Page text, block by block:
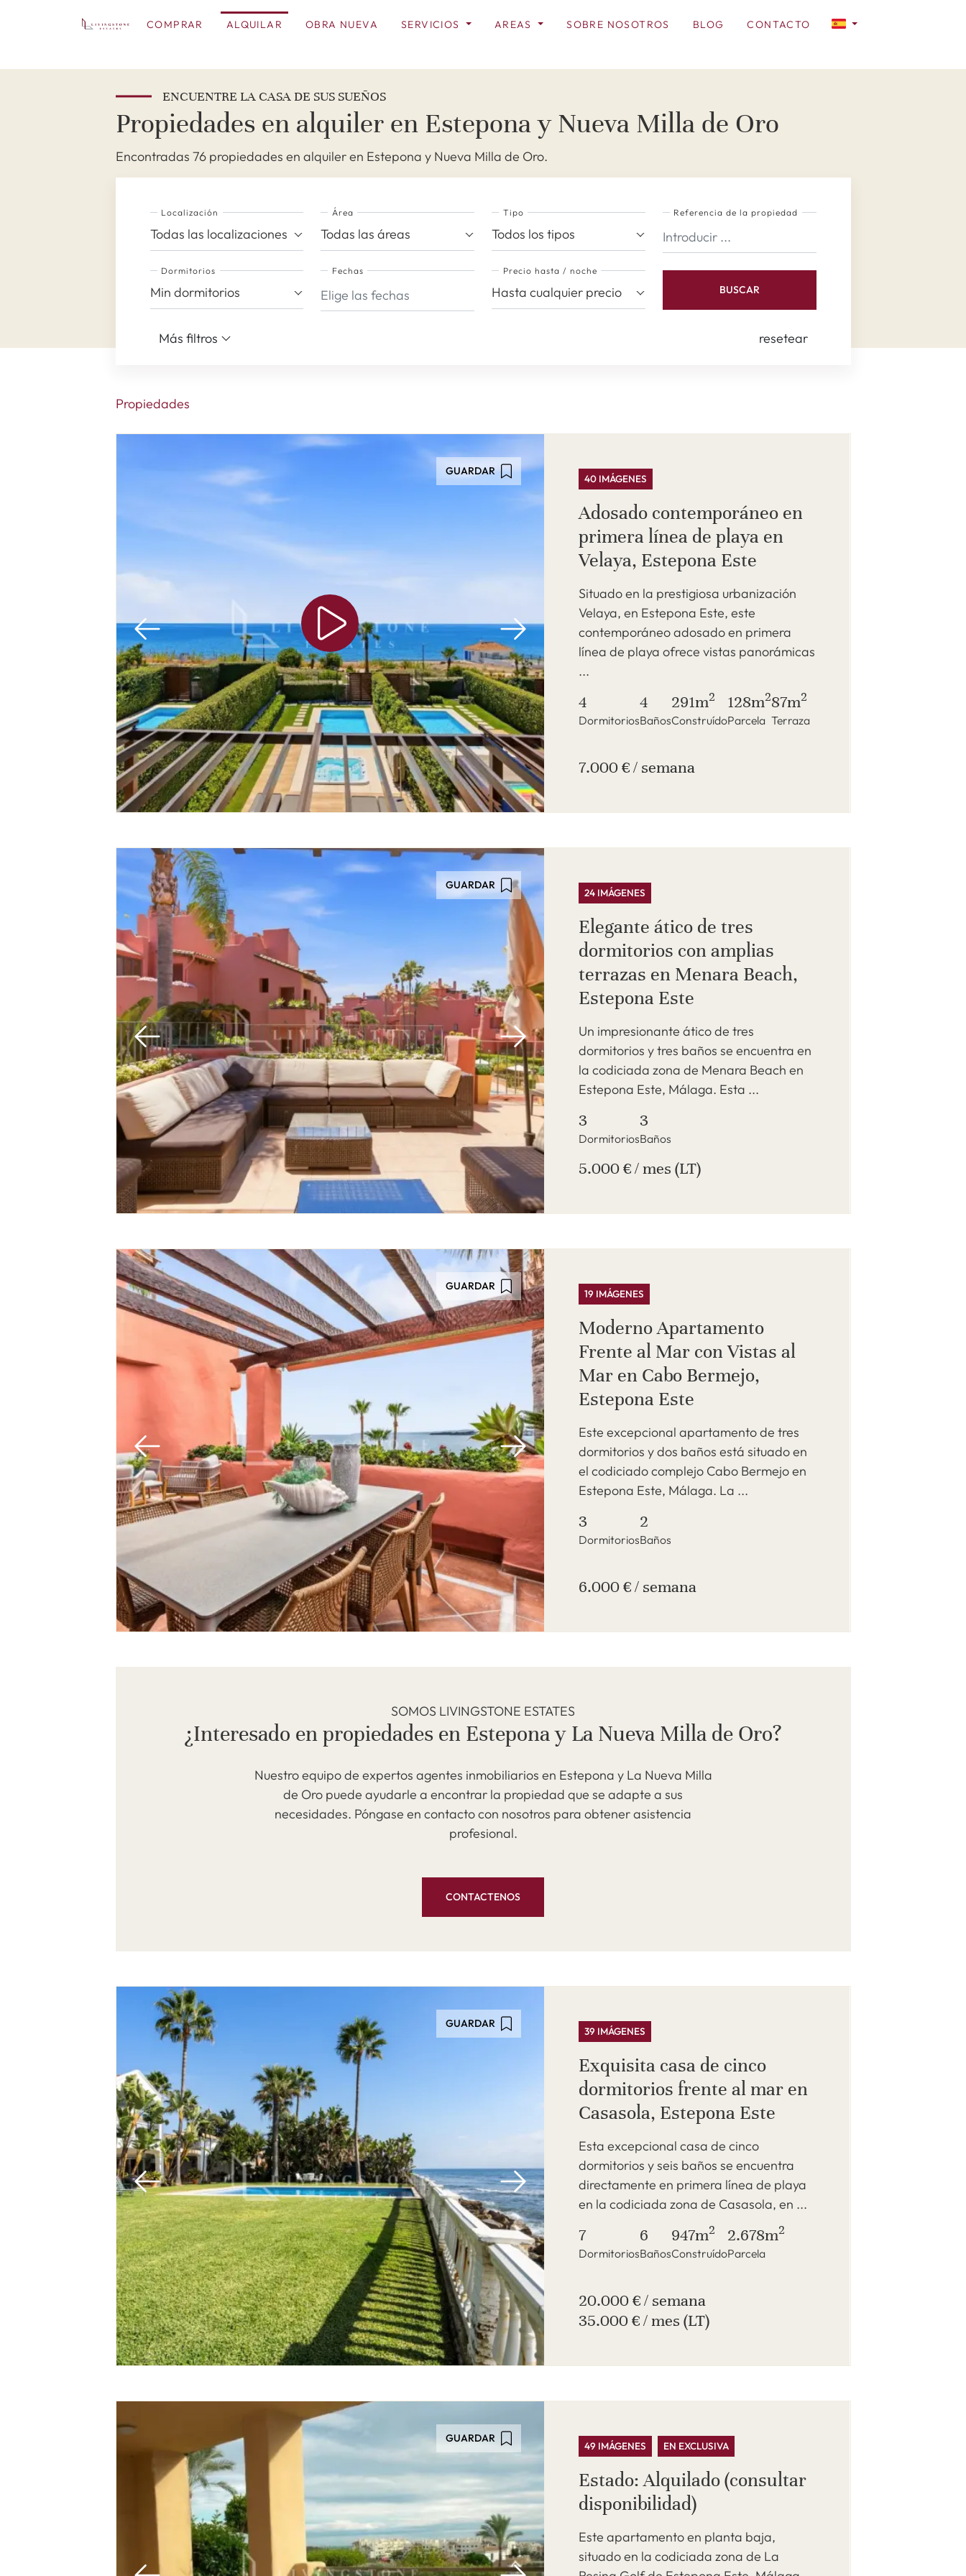
COMPRAR ALQUILAR OBRA NUEVA SERVICIOS AREAS SOBRE NOSOTROS BLOG CONTACTO
ENCUENTRE LA CASA DE SUS SUEÑOS
Propiedades en alquiler en Estepona y Nueva Milla de Oro
Encontradas 76 propiedades en alquiler en Estepona y Nueva Milla de Oro.
Localización
Todas las localizaciones
Área
Todas las áreas
Tipo
Todos los tipos
Referencia de la propiedad
Dormitorios
Min dormitorios
Fechas Precio hasta / noche
Hasta cualquier precio BUSCAR
Más filtros resetear
Propiedades
GUARDAR
40 IMÁGENES
Adosado contemporáneo en
primera línea de playa en
Velaya, Estepona Este
Situado en la prestigiosa urbanización
Velaya, en Estepona Este, este
contemporáneo adosado en primera
línea de playa ofrece vistas panorámicas
...
4
Dormitorios
4
Baños
291m2
Construído
128m2
Parcela
87m2
Terraza
7.000 € / semana
GUARDAR
24 IMÁGENES
Elegante ático de tres
dormitorios con amplias
terrazas en Menara Beach,
Estepona Este
Un impresionante ático de tres
dormitorios y tres baños se encuentra en
la codiciada zona de Menara Beach en
Estepona Este, Málaga. Esta ...
3
Dormitorios
3
Baños
5.000 € / mes (LT)
GUARDAR
19 IMÁGENES
Moderno Apartamento
Frente al Mar con Vistas al
Mar en Cabo Bermejo,
Estepona Este
Este excepcional apartamento de tres
dormitorios y dos baños está situado en
el codiciado complejo Cabo Bermejo en
Estepona Este, Málaga. La ...
3
Dormitorios
2
Baños
6.000 € / semana
SOMOS LIVINGSTONE ESTATES
¿Interesado en propiedades en Estepona y La Nueva Milla de Oro?
Nuestro equipo de expertos agentes inmobiliarios en Estepona y La Nueva Milla
de Oro puede ayudarle a encontrar la propiedad que se adapte a sus
necesidades. Póngase en contacto con nosotros para obtener asistencia
profesional.
CONTACTENOS
GUARDAR
39 IMÁGENES
Exquisita casa de cinco
dormitorios frente al mar en
Casasola, Estepona Este
Esta excepcional casa de cinco
dormitorios y seis baños se encuentra
directamente en primera línea de playa
en la codiciada zona de Casasola, en ...
7
Dormitorios
6
Baños
947m2
Construído
2.678m2
Parcela
20.000 € / semana
35.000 € / mes (LT)
GUARDAR
49 IMÁGENES EN EXCLUSIVA
Estado: Alquilado (consultar
disponibilidad)
Este apartamento en planta baja,
situado en la codiciada zona de La